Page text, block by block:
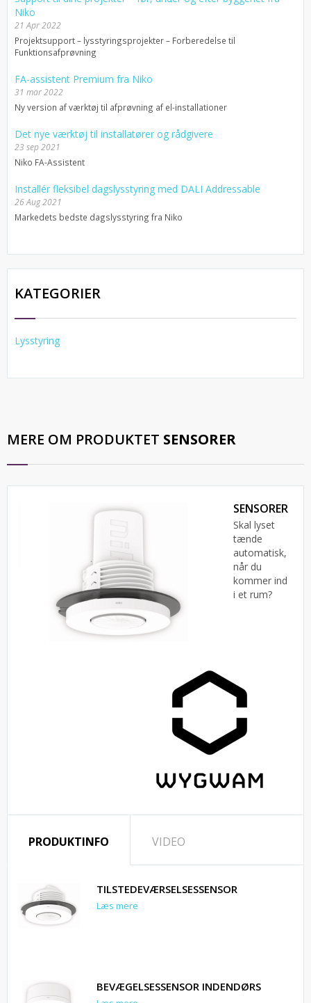
Niko
21 Apr 2022
Projektsupport – lysstyringsprojekter – Forberedelse til
Funktionsafprøvning
FA-assistent Premium fra Niko
31 mar 2022
Ny version af værktøj til afprøvning af el-installationer
Det nye værktøj til installatører og rådgivere
23 sep 2021
Niko FA-Assistent
Installér fleksibel dagslysstyring med DALI Addressable
26 Aug 2021
Markedets bedste dagslysstyring fra Niko
KATEGORIER
Lysstyring
MERE OM PRODUKTET SENSORER
SENSORER
Skal lyset
tænde
automatisk,
når du
kommer ind
i et rum?
PRODUKTINFO VIDEO
TILSTEDEVÆRSELSESSENSOR
Læs mere
BEVÆGELSESSENSOR INDENDØRS